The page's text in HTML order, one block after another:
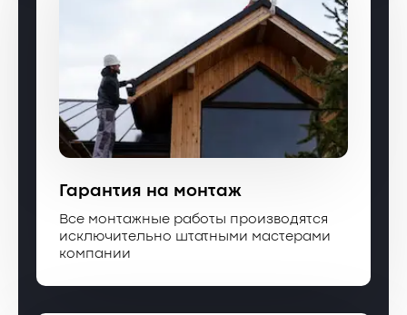
Гарантия на монтаж
Все монтажные работы производятся
исключительно штатными мастерами
компании